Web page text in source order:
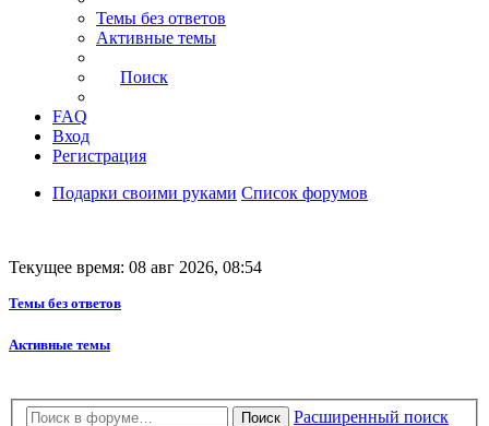
Темы без ответов
Активные темы
Поиск
FAQ
Вход
Регистрация
Подарки своими руками Список форумов
Текущее время: 08 авг 2026, 08:54
Темы без ответов
Активные темы
Поиск Расширенный поиск